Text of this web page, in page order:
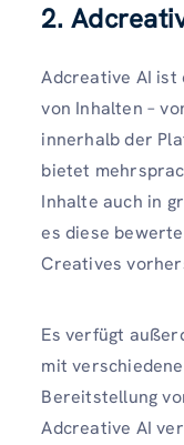
2.
Adcreative AI ist
von Inhalten –
innerhalb der
bietet
Inhalte auch in
es diese
Creatives
Es verfügt
mit
Bereitstellung
Adcreative AI